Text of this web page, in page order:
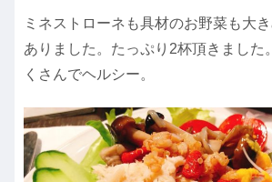
ミネストローネも具材のお野菜も大
ありました。たっぷり2杯頂きました
くさんでヘルシー。